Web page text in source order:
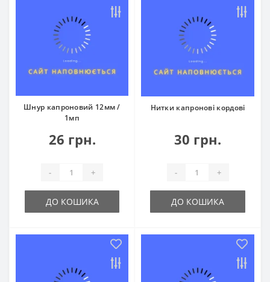
Шнур капроновий 12мм /
1мп
26 грн.
- +
ДО КОШИКА
Нитки капронові кордові
30 грн.
- +
ДО КОШИКА